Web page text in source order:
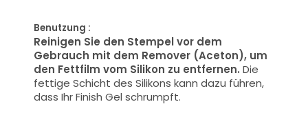
Benutzung :
Reinigen Sie den Stempel vor dem
Gebrauch mit dem Remover (Aceton), um
den Fettfilm vom Silikon zu entfernen. Die
fettige Schicht des Silikons kann dazu führen,
dass Ihr Finish Gel schrumpft.